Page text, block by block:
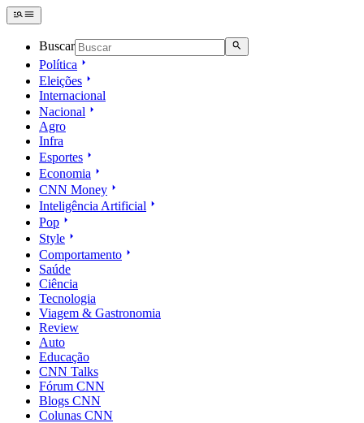
Buscar
Política
Eleições
Internacional
Nacional
Agro
Infra
Esportes
Economia
CNN Money
Inteligência Artificial
Pop
Style
Comportamento
Saúde
Ciência
Tecnologia
Viagem & Gastronomia
Review
Auto
Educação
CNN Talks
Fórum CNN
Blogs CNN
Colunas CNN